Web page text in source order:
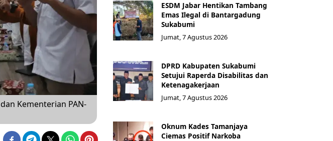
Kementerian PAN-
ESDM Jabar Hentikan Tambang
Emas Ilegal di Bantargadung
Sukabumi
Jumat, 7 Agustus 2026
DPRD Kabupaten Sukabumi
Setujui Raperda Disabilitas dan
Ketenagakerjaan
Jumat, 7 Agustus 2026
Oknum Kades Tamanjaya
Ciemas Positif Narkoba